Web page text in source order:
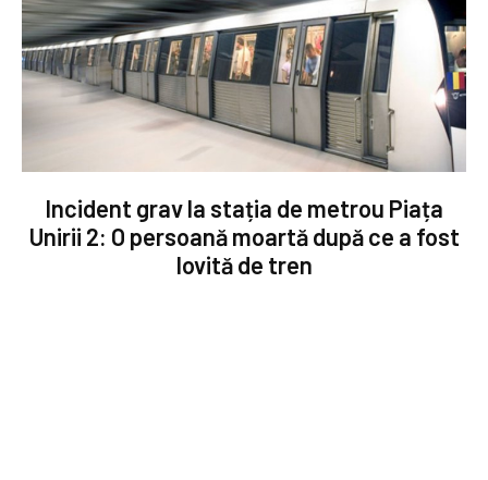
Incident grav la stația de metrou Piața
Unirii 2: O persoană moartă după ce a fost
lovită de tren